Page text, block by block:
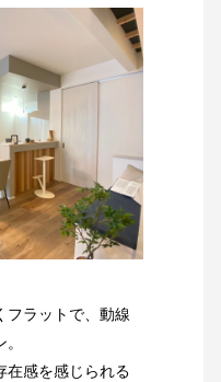
フラットで、動線
在感を感じられる